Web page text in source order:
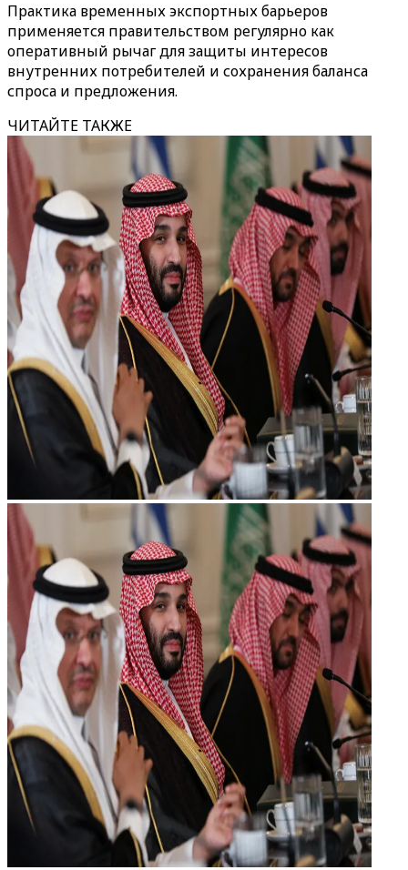
Практика временных экспортных барьеров
применяется правительством регулярно как
оперативный рычаг для защиты интересов
внутренних потребителей и сохранения баланса
спроса и предложения.
ЧИТАЙТЕ ТАКЖЕ